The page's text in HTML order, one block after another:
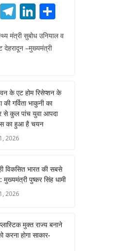
X T
el
e
gr
m
Li
n
k
n
ar
मंत्री सुबोध उनियाल व
देहरादून –मुख्यमंत्री
के एट होम रिसेप्शन के
की गर्विता भाकुनी का
कुल पांच युवा आपदा
का हुआ है चयन
2026
विकसित भारत की सबसे
पुष्कर सिंह धामी
2026
मुक्त राज्य बनाने
होगा साकार-